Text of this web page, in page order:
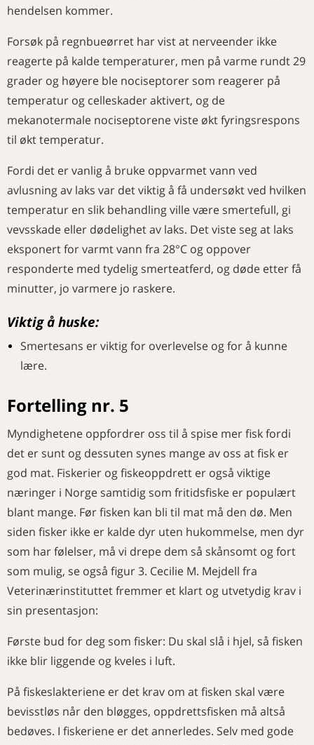
hendelsen kommer.
Forsøk på regnbueørret har vist at nerveender ikke
reagerte på kalde temperaturer, men på varme rundt 29
grader og høyere ble nociseptorer som reagerer på
temperatur og celleskader aktivert, og de
mekanotermale nociseptorene viste økt fyringsrespons
til økt temperatur.
Fordi det er vanlig å bruke oppvarmet vann ved
avlusning av laks var det viktig å få undersøkt ved hvilken
temperatur en slik behandling ville være smertefull, gi
vevsskade eller dødelighet av laks. Det viste seg at laks
eksponert for varmt vann fra 28°C og oppover
responderte med tydelig smerteatferd, og døde etter få
minutter, jo varmere jo raskere.
Viktig å huske:
Smertesans er viktig for overlevelse og for å kunne
lære.
Fortelling nr. 5
Myndighetene oppfordrer oss til å spise mer fisk fordi
det er sunt og dessuten synes mange av oss at fisk er
god mat. Fiskerier og fiskeoppdrett er også viktige
næringer i Norge samtidig som fritidsfiske er populært
blant mange. Før fisken kan bli til mat må den dø. Men
siden fisker ikke er kalde dyr uten hukommelse, men dyr
som har følelser, må vi drepe dem så skånsomt og fort
som mulig, se også figur 3. Cecilie M. Mejdell fra
Veterinærinstituttet fremmer et klart og utvetydig krav i
sin presentasjon:
Første bud for deg som fisker: Du skal slå i hjel, så fisken
ikke blir liggende og kveles i luft.
På fiskeslakteriene er det krav om at fisken skal være
bevisstløs når den bløgges, oppdrettsfisken må altså
bedøves. I fiskeriene er det annerledes. Selv med gode